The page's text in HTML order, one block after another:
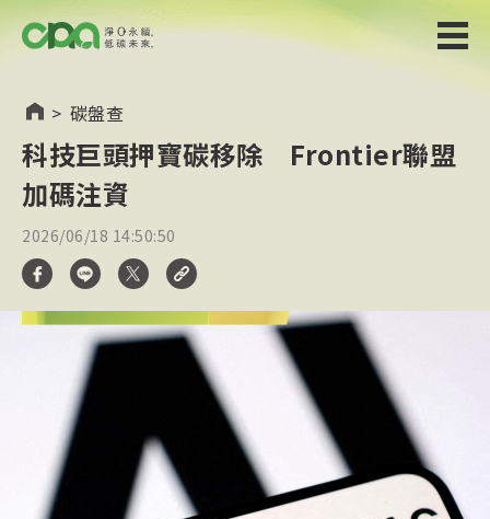
> 碳盤查
科技巨頭押寶碳移除 Frontier聯盟
加碼注資
2026/06/18 14:50:50